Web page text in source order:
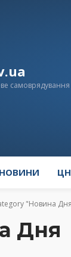
самоврядування
НОВИНИ
"Новина
Дня